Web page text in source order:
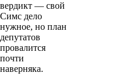
вердикт — свой
Симс дело
нужное, но план
депутатов
провалится
почти
наверняка.